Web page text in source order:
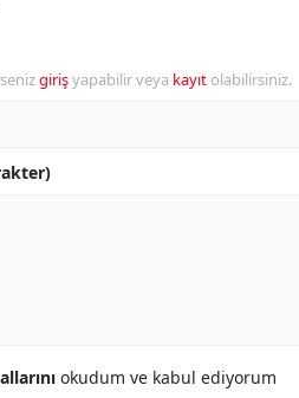
girişyapabilir veya kayıt olabilirsiniz.
okudum ve kabul ediyorum